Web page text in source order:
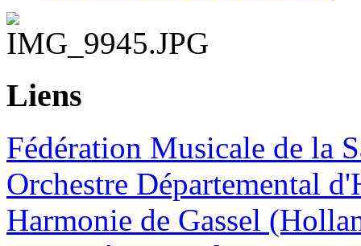
Liens
Fédération Musicale de la
Orchestre Départemental
Harmonie de Gassel